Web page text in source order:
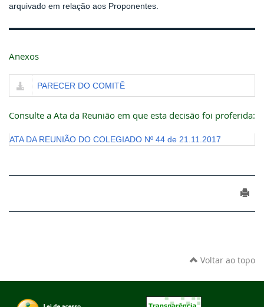
arquivado em relação aos Proponentes.
Anexos
PARECER DO COMITÊ
Consulte a Ata da Reunião em que esta decisão foi proferida:
ATA DA REUNIÃO DO COLEGIADO Nº 44 de 21.11.2017
Voltar ao topo